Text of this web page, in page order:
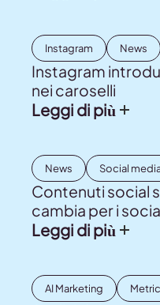
Instagram News
Instagram
nei caroselli
Leggi di più
News Social
Contenuti social
cambia per i
Leggi di più
AI Marketing